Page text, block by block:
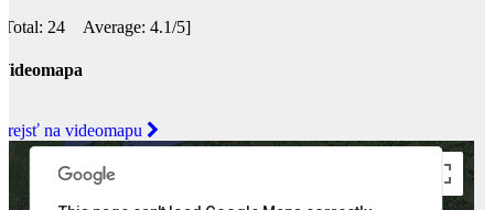
24 Average: 4.1/5]
na videomapu